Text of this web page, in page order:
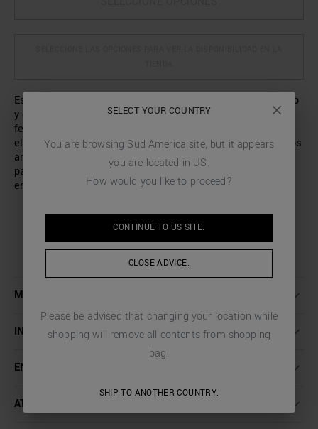
Estos pantalones cortos de Antony Morato combinan estilo
y comodidad en un diseño moderno. Confeccionados con
felpa, garantizan el máximo confort gracias a la cintura
elástica con cordón ajustable. El modelo tiene dos bolsillos
americanos en los laterales, un bolsillo ribeteado en la
parte posterior y dos bolsillos cargo con solapa aplicados
en los laterales, para un look contemporáneo y funcional.
MÁS INFORMACIÓN
INSTRUCCIONES DE LAVADO
ENVÍO Y DEVOLUCIONES
ATENCIÓN AL CLIENTE
SELECT YOUR COUNTRY
You are browsing Sud America site, but it appears
you are located in US.
How would you like to proceed?
CONTINUE TO US SITE.
CLOSE ADVICE.
Please be advised that changing your location while
shopping will remove all contents from shopping
bag.
SHIP TO ANOTHER COUNTRY.